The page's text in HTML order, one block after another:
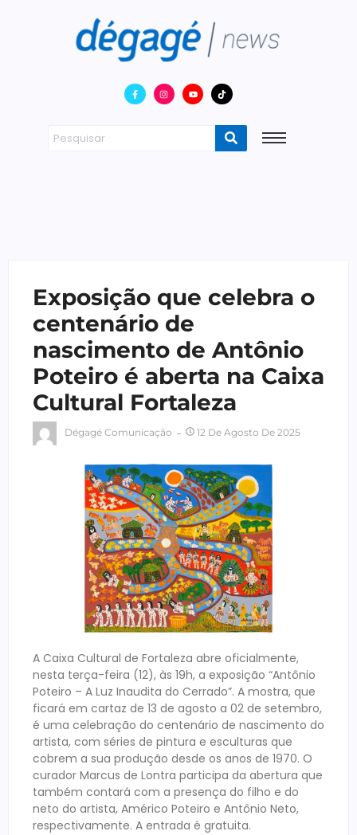
Exposição que celebra o
centenário de
nascimento de Antônio
Poteiro é aberta na Caixa
Cultural Fortaleza
Dégagé Comunicação 12 De Agosto De 2025
A Caixa Cultural de Fortaleza abre oficialmente,
nesta terça-feira (12), às 19h, a exposição “Antônio
Poteiro – A Luz Inaudita do Cerrado”. A mostra, que
ficará em cartaz de 13 de agosto a 02 de setembro,
é uma celebração do centenário de nascimento do
artista, com séries de pintura e esculturas que
cobrem a sua produção desde os anos de 1970. O
curador Marcus de Lontra participa da abertura que
também contará com a presença do filho e do
neto do artista, Américo Poteiro e Antônio Neto,
respectivamente. A entrada é gratuita.